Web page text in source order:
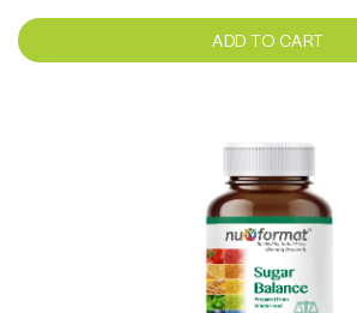
ADD TO CART